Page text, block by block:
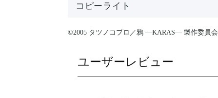
コピーライト
©2005 タツノコプロ／鴉 ―KARAS― 製作委員会
ユーザーレビュー